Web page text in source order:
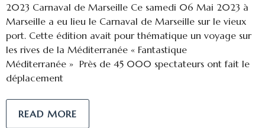
2023 Carnaval de Marseille Ce samedi 06 Mai 2023 à
Marseille a eu lieu le Carnaval de Marseille sur le vieux
port. Cette édition avait pour thématique un voyage sur
les rives de la Méditerranée « Fantastique
Méditerranée » Près de 45 000 spectateurs ont fait le
déplacement
READ MORE